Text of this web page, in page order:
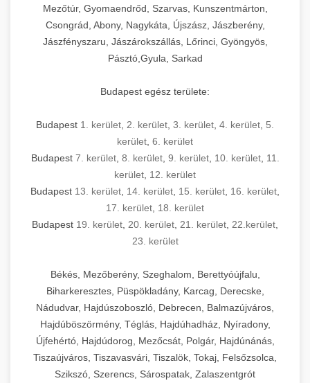
Mezőtúr, Gyomaendrőd, Szarvas, Kunszentmárton,
Csongrád, Abony, Nagykáta, Újszász, Jászberény,
Jászfényszaru, Jászárokszállás, Lőrinci, Gyöngyös,
Pásztó,Gyula, Sarkad
Budapest egész területe:
Budapest 1. kerület 2. kerület 3. kerület 4. kerület 5.
kerület 6. kerület
Budapest 7. kerület, 8. kerület, 9. kerület, 10. kerület, 11.
kerület 12. kerület
Budapest 13. kerület 14. kerület 15. kerület 16. kerület
17. kerület 18. kerület
Budapest 19. kerület 20. kerület 21. kerület 22.kerület
23. kerület
Békés, Mezőberény, Szeghalom, Berettyóújfalu,
Biharkeresztes, Püspökladány, Karcag, Derecske,
Nádudvar, Hajdúszoboszló, Debrecen, Balmazújváros,
Hajdúböszörmény, Téglás, Hajdúhadház, Nyíradony,
Újfehértó, Hajdúdorog, Mezőcsát, Polgár, Hajdúnánás,
Tiszaújváros, Tiszavasvári, Tiszalök, Tokaj, Felsőzsolca,
Szikszó, Szerencs, Sárospatak, Zalaszentgrót